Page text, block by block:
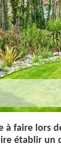
à faire lors
établir un